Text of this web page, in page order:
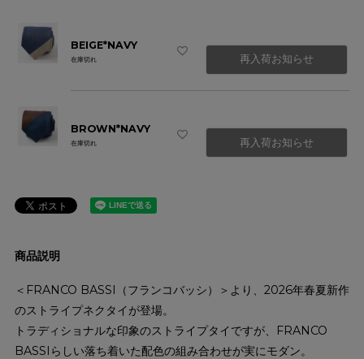
BEIGE*NAVY
在庫切れ 再入荷お知らせ
BROWN*NAVY
在庫切れ 再入荷お知らせ
商品説明
＜FRANCO BASSI（フランコバッシ）＞より、2026年春夏新作
のストライプネクタイが登場。
トラディショナルな印象のストライプタイですが、FRANCO
BASSIらしい落ち着いた配色の組み合わせが実にモダン。